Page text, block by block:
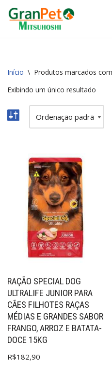
Pular
Início \ Produtos marcados
Exibindo um único resultado
RAÇÃO SPECIAL DOG
ULTRALIFE JUNIOR PARA
CÃES FILHOTES RAÇAS
MÉDIAS E GRANDES SABOR
FRANGO, ARROZ E BATATA-
DOCE 15KG
R$182,90